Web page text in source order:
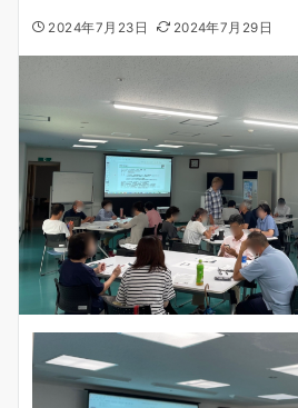
2024年7月23日 2024年7月29日